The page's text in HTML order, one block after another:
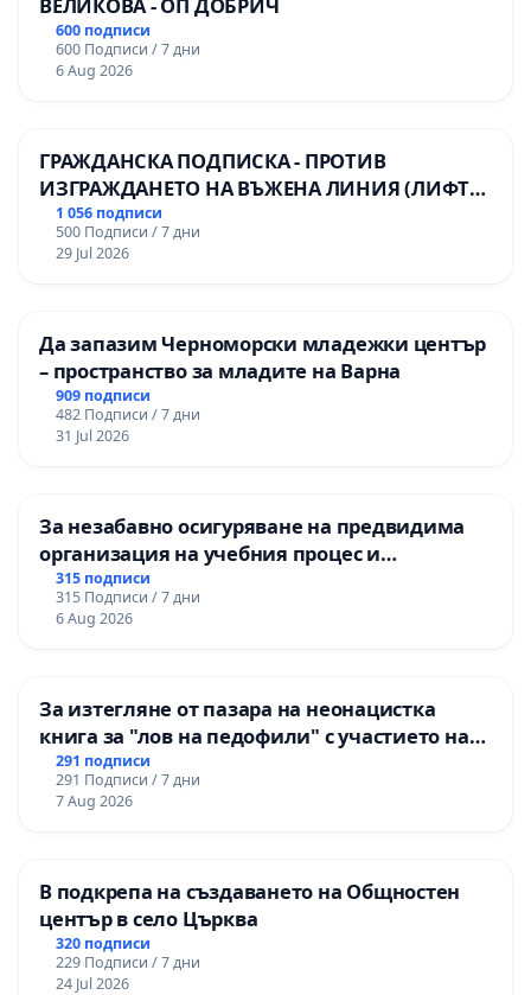
ВЕЛИКОВА - ОП ДОБРИЧ
600 подписи
600 Подписи / 7 дни
6 Aug 2026
ГРАЖДАНСКА ПОДПИСКА - ПРОТИВ
ИЗГРАЖДАНЕТО НА ВЪЖЕНА ЛИНИЯ (ЛИФТ)
НА ТЕРИТОРИЯТА НА ПРИРОДНА
ЗАБЕЛЕЖИТЕЛНОСТ „ХЪЛМ НА
ОСВОБОДИТЕЛИТЕ“ (БУНАРДЖИК)
1 056 подписи
500 Подписи / 7 дни
29 Jul 2026
Да запазим Черноморски младежки център
– пространство за младите на Варна
909 подписи
482 Подписи / 7 дни
31 Jul 2026
За незабавно осигуряване на предвидима
организация на учебния процес и
гарантиране на правото на равнопоставено
и качествено образование на учениците от
ОУ „Княз Александър I“ и Хуманитарна
315 подписи
315 Подписи / 7 дни
6 Aug 2026
За изтегляне от пазара на неонацистка
книга за "лов на педофили" с участието на
деца
291 подписи
291 Подписи / 7 дни
7 Aug 2026
В подкрепа на създаването на Общностен
център в село Църква
320 подписи
229 Подписи / 7 дни
24 Jul 2026